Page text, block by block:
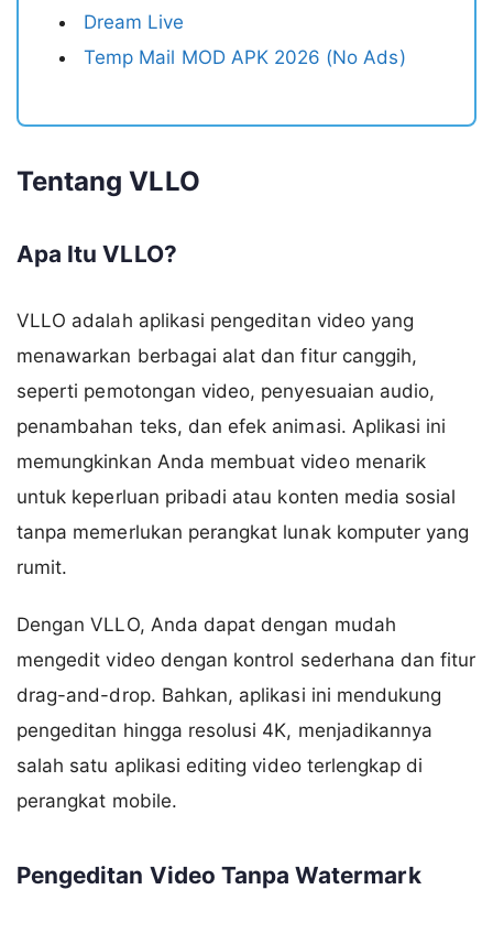
Dream Live
Temp Mail MOD APK 2026 (No Ads)
Tentang VLLO
Apa Itu VLLO?
VLLO adalah aplikasi pengeditan video yang
menawarkan berbagai alat dan fitur canggih,
seperti pemotongan video, penyesuaian audio,
penambahan teks, dan efek animasi. Aplikasi ini
memungkinkan Anda membuat video menarik
untuk keperluan pribadi atau konten media sosial
tanpa memerlukan perangkat lunak komputer yang
rumit.
Dengan VLLO, Anda dapat dengan mudah
mengedit video dengan kontrol sederhana dan fitur
drag-and-drop. Bahkan, aplikasi ini mendukung
pengeditan hingga resolusi 4K, menjadikannya
salah satu aplikasi editing video terlengkap di
perangkat mobile.
Pengeditan Video Tanpa Watermark